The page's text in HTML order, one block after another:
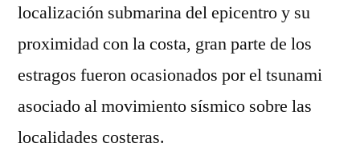
localización submarina del epicentro y su
proximidad con la costa, gran parte de los
estragos fueron ocasionados por el tsunami
asociado al movimiento sísmico sobre las
localidades costeras.